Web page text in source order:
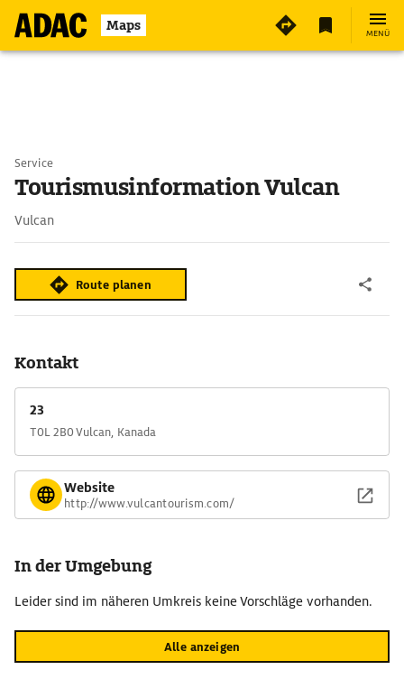
Maps MENÜ
Service
Tourismusinformation Vulcan
Vulcan
Route planen
Kontakt
23
T0L 2B0 Vulcan, Kanada
Website
http://www.vulcantourism.com/
In der Umgebung
Leider sind im näheren Umkreis keine Vorschläge vorhanden.
Alle anzeigen